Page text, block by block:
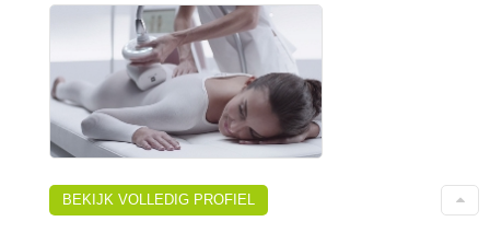
BEKIJK VOLLEDIG PROFIEL